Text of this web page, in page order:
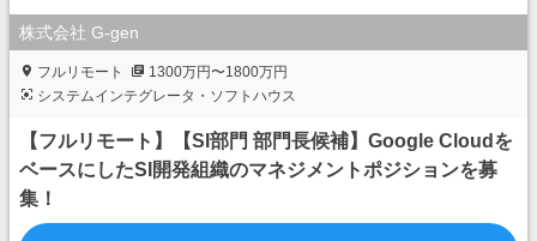
株式会社 G-gen
フルリモート
1300万円〜1800万円
システムインテグレータ・ソフトハウス
【フルリモート】【SI部門 部門長候補】Google Cloudを
ベースにしたSI開発組織のマネジメントポジションを募
集！